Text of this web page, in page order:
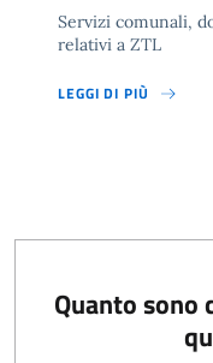
Servizi comunali,
relativi a ZTL
LEGGI DI PIÙ
Quanto sono